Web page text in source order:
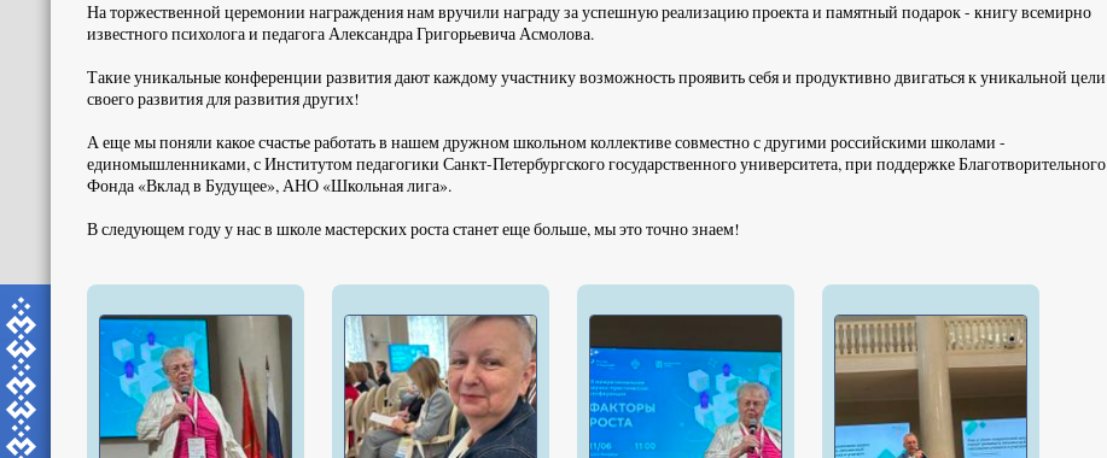
На торжественной церемонии награждения нам вручили награду за успешную реализацию проекта и памятный подарок - книгу всемирно
известного психолога и педагога Александра Григорьевича Асмолова.
Такие уникальные конференции развития дают каждому участнику возможность проявить себя и продуктивно двигаться к уникальной цели
своего развития для развития других!
А еще мы поняли какое счастье работать в нашем дружном школьном коллективе совместно с другими российскими школами -
единомышленниками, с Институтом педагогики Санкт-Петербургского государственного университета, при поддержке Благотворительного
Фонда «Вклад в Будущее», АНО «Школьная лига».
В следующем году у нас в школе мастерских роста станет еще больше, мы это точно знаем!